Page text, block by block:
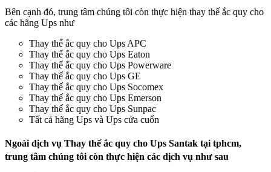
Bên cạnh đó, trung tâm chúng tôi còn thực hiện thay thế ắc quy cho
các hãng Ups như
Thay thế ắc quy cho Ups APC
Thay thế ắc quy cho Ups Eaton
Thay thế ắc quy cho Ups Powerware
Thay thế ắc quy cho Ups GE
Thay thế ắc quy cho Ups Socomex
Thay thế ắc quy cho Ups Emerson
Thay thế ắc quy cho Ups Sunpac
Tất cả hãng Ups và Ups cửa cuốn
Ngoài dịch vụ Thay thế ắc quy cho Ups Santak tại tphcm,
trung tâm chúng tôi còn thực hiện các dịch vụ như sau